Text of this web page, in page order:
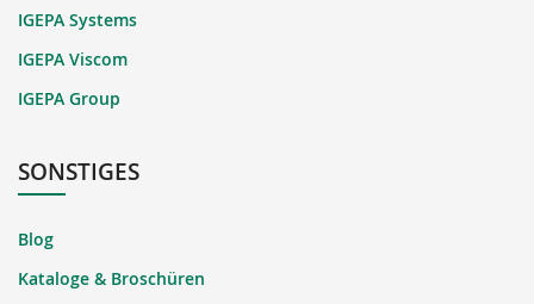
IGEPA Systems
IGEPA Viscom
IGEPA Group
SONSTIGES
Blog
Kataloge & Broschüren